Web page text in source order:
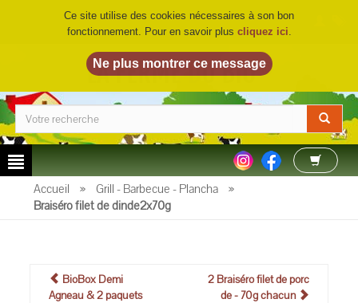
LA FERME DU BIO©
Accueil » Grill - Barbecue - Plancha
»
Braiséro filet de dinde2x70g
BioBox Demi
Agneau & 2 paquets
2 Braiséro filet de porc
de - 70g chacun
Ce site utilise des cookies nécessaires à son bon
fonctionnement. Pour en savoir plus cliquez ici.